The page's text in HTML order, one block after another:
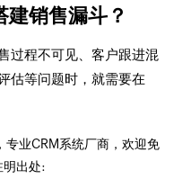
销售漏斗？
过程不可见、客户跟进混
估等问题时，就需要在
专业CRM系统厂商，欢迎免
明出处: